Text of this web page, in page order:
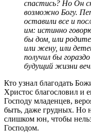
спастись? Но Он
возможно Богу.
оставили все и
им: истинно
бы дом, или
или жену, или
получил бы
будущий жизни
Кто узнал благодать
Христос благословил и
Господу младенцев,
быть, даже грудных. Но
слишком юн, чтобы
Господом.